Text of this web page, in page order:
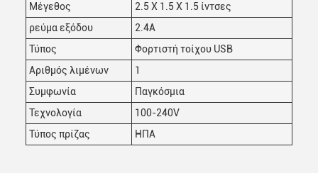
Μέγεθος
2.5 X 1.5 X 1.5 ίντσες
ρεύμα εξόδου
2.4Α
Τύπος
Φορτιστή τοίχου USB
Αριθμός λιμένων
1
Συμφωνία
Παγκόσμια
Τεχνολογία
100-240V
Τύπος πρίζας
ΗΠΑ